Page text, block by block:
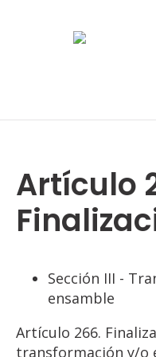
Artículo
Sección III -
ensamble
Artículo 266.
transformación y/o